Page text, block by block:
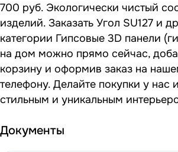
700 руб. Экологически чистый
изделий. Заказать Угол SU127 и
категории Гипсовые 3D панели
на дом можно прямо сейчас,
корзину и оформив заказ на
телефону. Делайте покупки у нас
стильным и уникальным
Документы